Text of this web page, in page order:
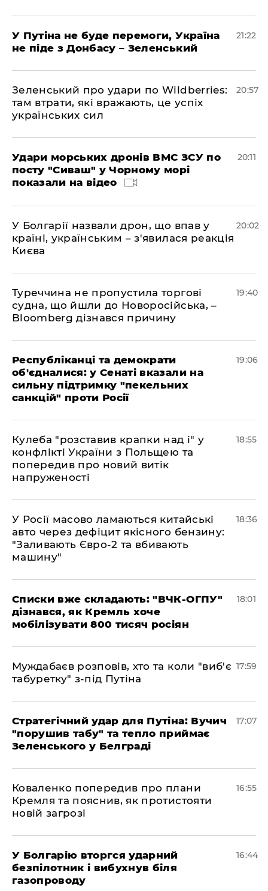
У Путіна не буде перемоги, Україна
не піде з Донбасу – Зеленський
21:22
Зеленський про удари по Wildberries:
там втрати, які вражають, це успіх
українських сил
20:57
Удари морських дронів ВМС ЗСУ по
посту "Сиваш" у Чорному морі
показали на відео
20:11
У Болгарії назвали дрон, що впав у
країні, українським – з'явилася реакція
Києва
20:02
Туреччина не пропустила торгові
судна, що йшли до Новоросійська, –
Bloomberg дізнався причину
19:40
Республіканці та демократи
об'єдналися: у Сенаті вказали на
сильну підтримку "пекельних
санкцій" проти Росії
19:06
Кулеба "розставив крапки над і" у
конфлікті України з Польщею та
попередив про новий витік
напруженості
18:55
У Росії масово ламаються китайські
авто через дефіцит якісного бензину:
"Заливають Євро-2 та вбивають
машину"
18:36
Списки вже складають: "ВЧК-ОГПУ"
дізнався, як Кремль хоче
мобілізувати 800 тисяч росіян
18:01
Муждабаєв розповів, хто та коли "виб'є
табуретку" з-під Путіна
17:59
Стратегічний удар для Путіна: Вучич
"порушив табу" та тепло приймає
Зеленського у Белграді
17:07
Коваленко попередив про плани
Кремля та пояснив, як протистояти
новій загрозі
16:55
У Болгарію вторгся ударний
безпілотник і вибухнув біля
газопроводу
16:44